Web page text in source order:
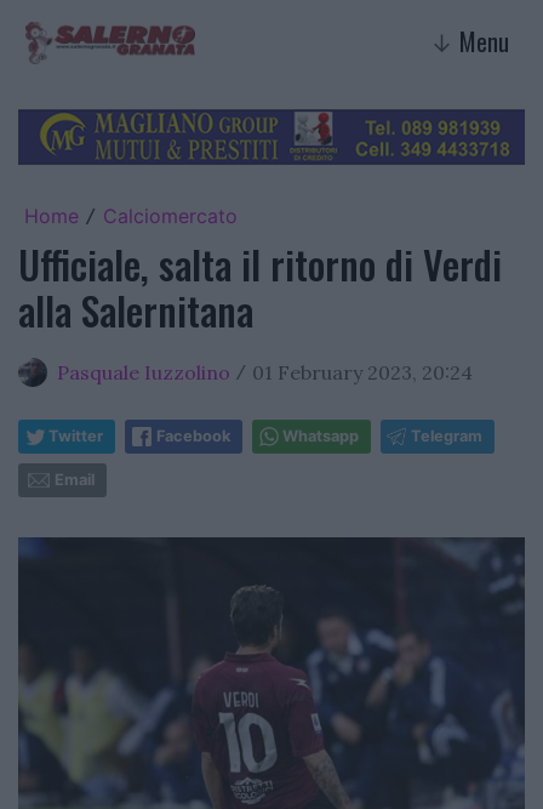
↓ Menu
Home / Calciomercato
Ufficiale, salta il ritorno di Verdi
alla Salernitana
Pasquale Iuzzolino / 01 February 2023, 20:24
Twitter Facebook Whatsapp Telegram
Email